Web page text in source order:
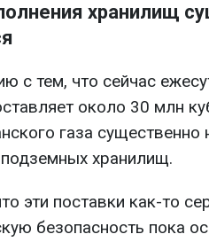
хранилищ
с тем, что сейчас
около 30 млн
газа
хранилищ.
эти поставки как-то
безопасность пока